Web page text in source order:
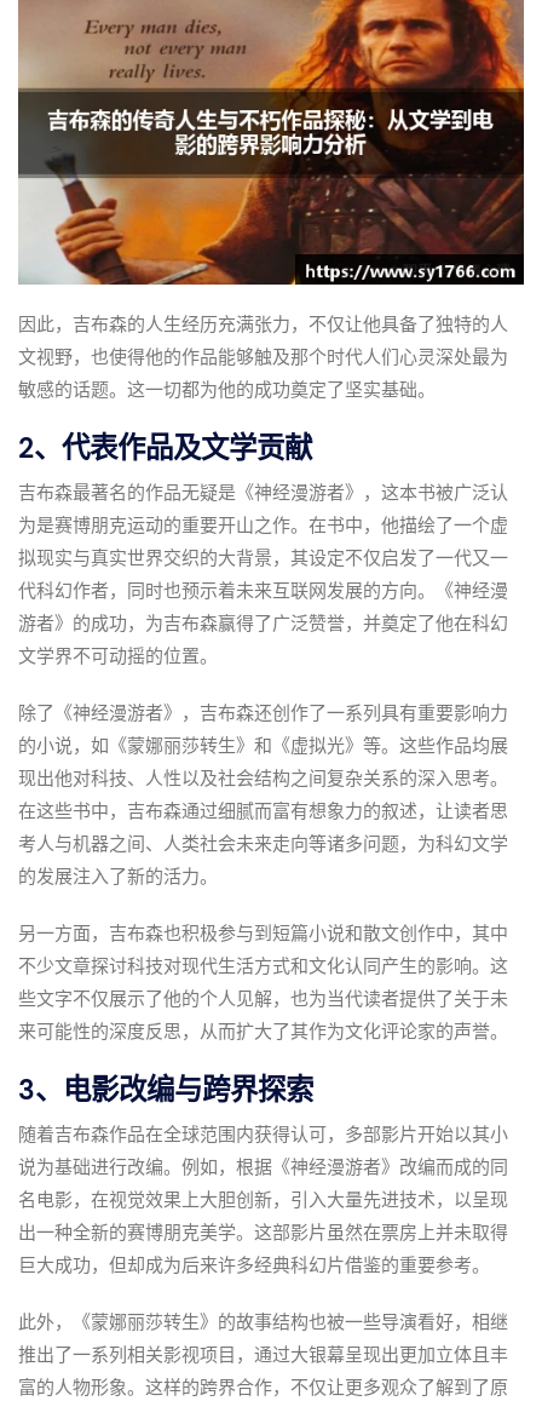
因此，吉布森的人生经历充满张力，不仅让他具备了独特的人
文视野，也使得他的作品能够触及那个时代人们心灵深处最为
敏感的话题。这一切都为他的成功奠定了坚实基础。
2、代表作品及文学贡献
吉布森最著名的作品无疑是《神经漫游者》，这本书被广泛认
为是赛博朋克运动的重要开山之作。在书中，他描绘了一个虚
拟现实与真实世界交织的大背景，其设定不仅启发了一代又一
代科幻作者，同时也预示着未来互联网发展的方向。《神经漫
游者》的成功，为吉布森赢得了广泛赞誉，并奠定了他在科幻
文学界不可动摇的位置。
除了《神经漫游者》，吉布森还创作了一系列具有重要影响力
的小说，如《蒙娜丽莎转生》和《虚拟光》等。这些作品均展
现出他对科技、人性以及社会结构之间复杂关系的深入思考。
在这些书中，吉布森通过细腻而富有想象力的叙述，让读者思
考人与机器之间、人类社会未来走向等诸多问题，为科幻文学
的发展注入了新的活力。
另一方面，吉布森也积极参与到短篇小说和散文创作中，其中
不少文章探讨科技对现代生活方式和文化认同产生的影响。这
些文字不仅展示了他的个人见解，也为当代读者提供了关于未
来可能性的深度反思，从而扩大了其作为文化评论家的声誉。
3、电影改编与跨界探索
随着吉布森作品在全球范围内获得认可，多部影片开始以其小
说为基础进行改编。例如，根据《神经漫游者》改编而成的同
名电影，在视觉效果上大胆创新，引入大量先进技术，以呈现
出一种全新的赛博朋克美学。这部影片虽然在票房上并未取得
巨大成功，但却成为后来许多经典科幻片借鉴的重要参考。
此外，《蒙娜丽莎转生》的故事结构也被一些导演看好，相继
推出了一系列相关影视项目，通过大银幕呈现出更加立体且丰
富的人物形象。这样的跨界合作，不仅让更多观众了解到了原